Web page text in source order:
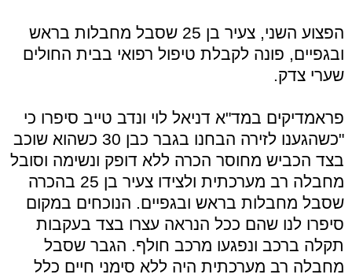
הפצוע השני, צעיר בן 25 שסבל מחבלות בראש
ובגפיים, פונה לקבלת טיפול רפואי בבית החולים
שערי צדק.
פראמדיקים במד"א דניאל לוי ונדב טייב סיפרו כי
"כשהגענו לזירה הבחנו בגבר כבן 30 כשהוא שוכב
בצד הכביש מחוסר הכרה ללא דופק ונשימה וסובל
מחבלה רב מערכתית ולצידו צעיר בן 25 בהכרה
שסבל מחבלות בראש ובגפיים. הנוכחים במקום
סיפרו לנו שהם ככל הנראה עצרו בצד בעקבות
תקלה ברכב ונפגעו מרכב חולף. הגבר שסבל
מחבלה רב מערכתית היה ללא סימני חיים כלל